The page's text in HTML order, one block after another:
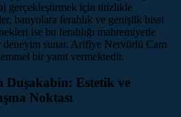
gerçekleştirmek için titizlikle
banyolara ferahlık ve genişlik hissi
ise bu ferahlığı mahremiyetle
deneyim sunar. Arifiye Nervürlü Cam
bir yanıt vermektedir.
Estetik ve
Noktası